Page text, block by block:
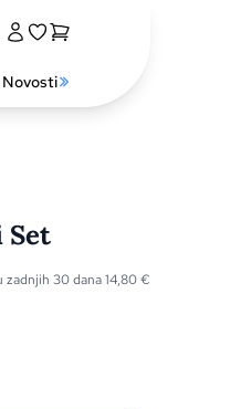
Novosti
Set
zadnjih 30 dana14,80€